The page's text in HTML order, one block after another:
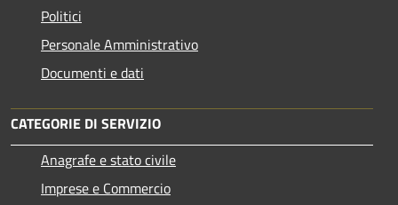
Politici
Personale Amministrativo
Documenti e dati
CATEGORIE DI SERVIZIO
Anagrafe e stato civile
Imprese e Commercio